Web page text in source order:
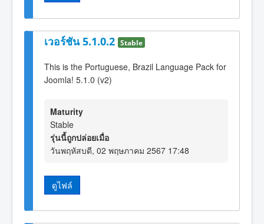
เวอร์ชัน 5.1.0.2 Stable
This is the Portuguese, Brazil Language Pack for
Joomla! 5.1.0 (v2)
Maturity
Stable
รุ่นนี้ถูกปล่อยเมื่อ
วันพฤหัสบดี, 02 พฤษภาคม 2567 17:48
ดูไฟล์